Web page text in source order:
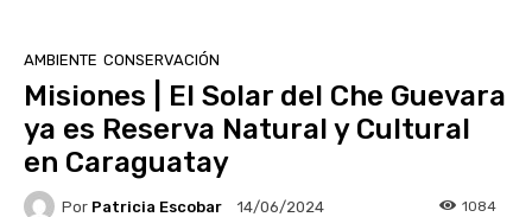
AMBIENTE CONSERVACIÓN
Misiones | El Solar del Che Guevara
ya es Reserva Natural y Cultural
en Caraguatay
Por Patricia Escobar 14/06/2024 1084